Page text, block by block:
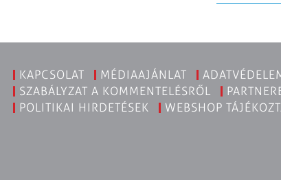
KAPCSOLAT MÉDIAAJÁNLAT
SZABÁLYZAT A KOMMENTELÉSRŐL
POLITIKAI HIRDETÉSEK
WEBSHOP